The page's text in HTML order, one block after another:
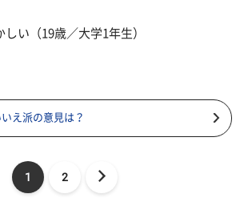
しい（19歳／大学1年生）
いえ派の意見は？
1 2